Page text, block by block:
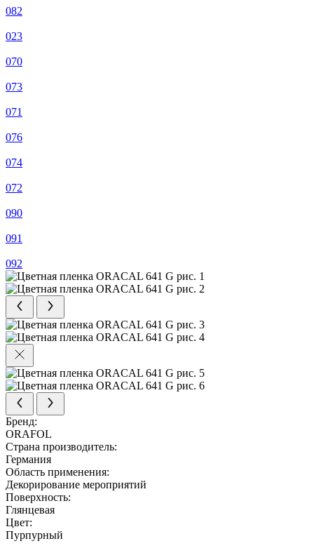
082
023
070
073
071
076
074
072
090
091
092
Бренд:
ORAFOL
Страна производитель:
Германия
Область применения:
Декорирование мероприятий
Поверхность:
Глянцевая
Цвет:
Пурпурный